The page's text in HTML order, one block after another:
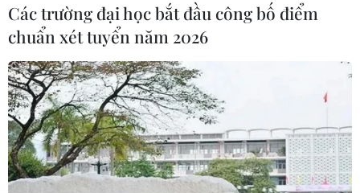
Các trường đại học bắt đầu công bố điểm
chuẩn xét tuyển năm 2026